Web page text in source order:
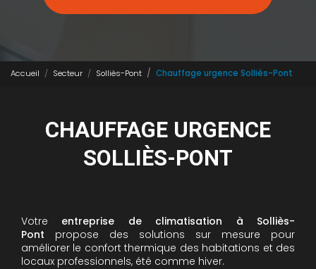
Accueil Secteur Solliès-Pont Chauffage urgence Solliès-Pont
CHAUFFAGE URGENCE
SOLLIÈS-PONT
Votre entreprise de climatisation à Solliès-
Pont propose des solutions sur mesure pour
améliorer le confort thermique des habitations et des
locaux professionnels, été comme hiver.